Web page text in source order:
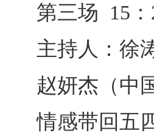
第三场 15：
主持人：徐
赵妍杰（中
情感带回五